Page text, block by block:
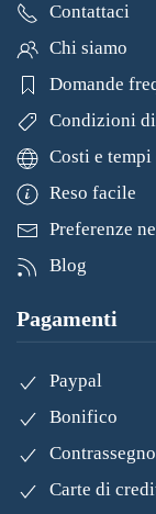
Contattaci
Chi siamo
Domande
Condizioni
Costi e
Reso facile
Preferenze
Blog
Pagamenti
Paypal
Bonifico
Contrassegno
Carte di